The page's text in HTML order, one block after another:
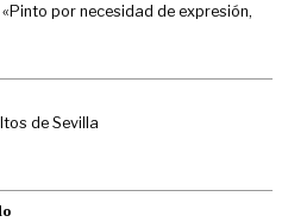
por necesidad de expresión,
de Sevilla